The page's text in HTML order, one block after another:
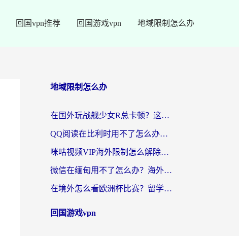
回国vpn推荐 回国游戏vpn 地域限制怎么办
地域限制怎么办
在国外玩战舰少女R总卡顿？这篇攻略帮你流畅开舰+解锁国内影音
QQ阅读在比利时用不了怎么办？海外党亲测的跨区上网解决方案
咪咕视频VIP海外限制怎么解除？海外党亲测有效的回国加速方案
微信在缅甸用不了怎么办？海外华人必看的回国加速全攻略
在境外怎么看欧洲杯比赛？留学生亲测：用对回国加速器就能解决
回国游戏vpn